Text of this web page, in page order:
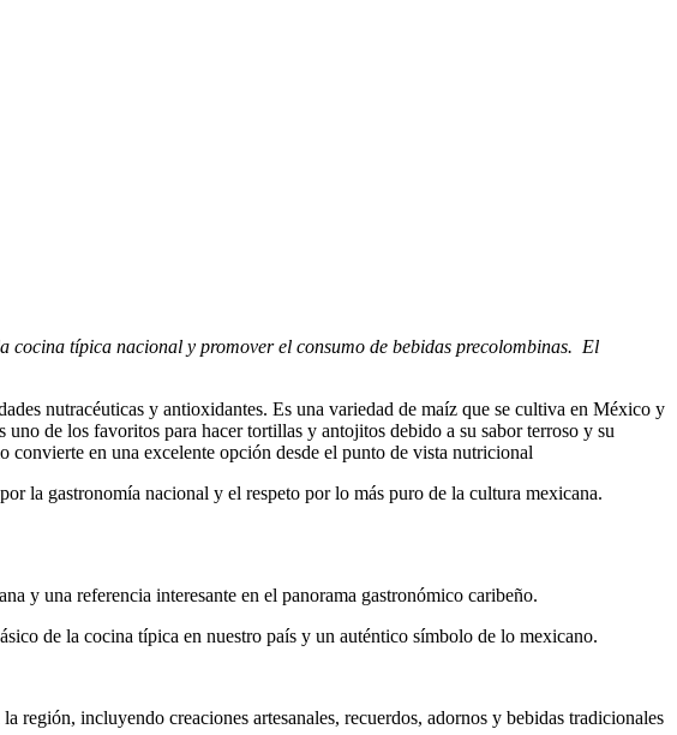
típica nacional y promover el consumo de bebidas precolombinas. El
nutracéuticas y antioxidantes. Es una variedad de maíz que se cultiva en México y
de los favoritos para hacer tortillas y antojitos debido a su sabor terroso y su
en una excelente opción desde el punto de vista nutricional
la gastronomía nacional y el respeto por lo más puro de la cultura mexicana.
y una referencia interesante en el panorama gastronómico caribeño.
de la cocina típica en nuestro país y un auténtico símbolo de lo mexicano.
incluyendo creaciones artesanales, recuerdos, adornos y bebidas tradicionales